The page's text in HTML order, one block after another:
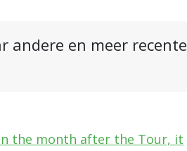
andere en meer recente
the month after the Tour, it